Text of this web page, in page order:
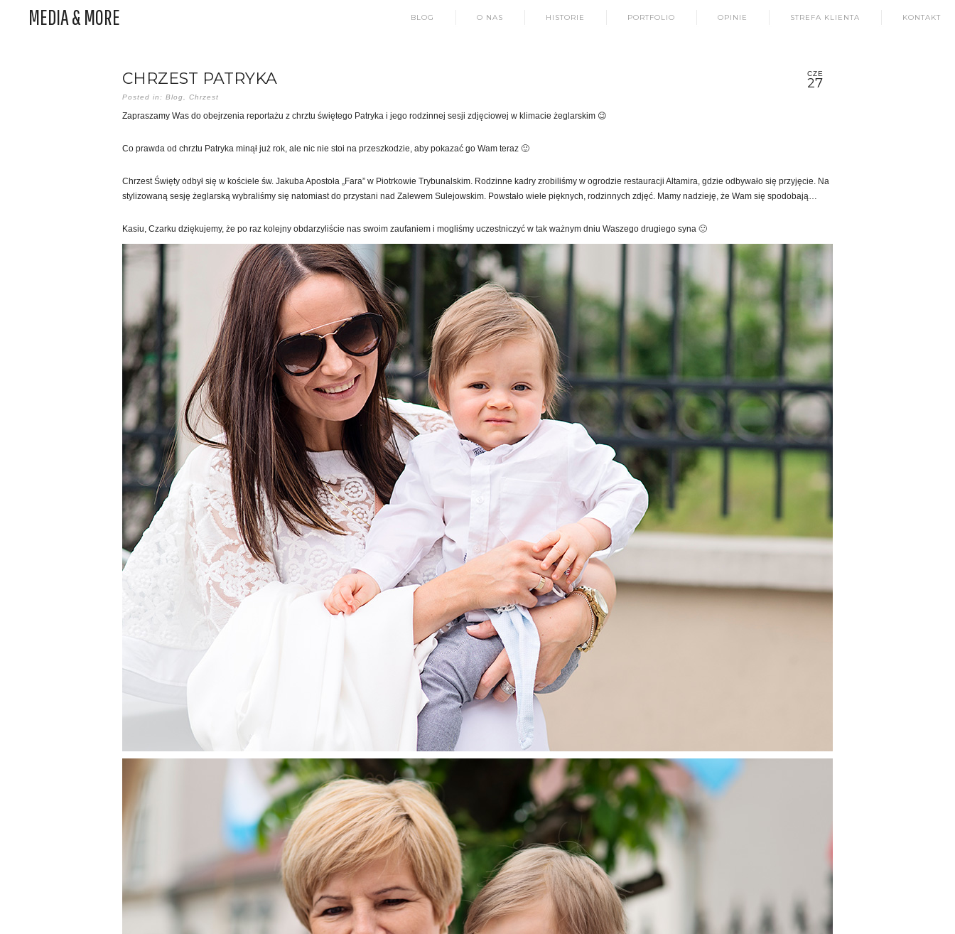
MEDIA & MORE KONTAKT
STREFA KLIENTA
OPINIE
PORTFOLIO
HISTORIE
O NAS
BLOG
CZE
27
CHRZEST PATRYKA
Posted in: Blog, Chrzest
Zapraszamy Was do obejrzenia reportażu z chrztu świętego Patryka i jego rodzinnej sesji zdjęciowej w klimacie żeglarskim 😉
Co prawda od chrztu Patryka minął już rok, ale nic nie stoi na przeszkodzie, aby pokazać go Wam teraz 🙂
Chrzest Święty odbył się w kościele św. Jakuba Apostoła „Fara” w Piotrkowie Trybunalskim. Rodzinne kadry zrobiliśmy w ogrodzie restauracji Altamira, gdzie odbywało się przyjęcie. Na
stylizowaną sesję żeglarską wybraliśmy się natomiast do przystani nad Zalewem Sulejowskim. Powstało wiele pięknych, rodzinnych zdjęć. Mamy nadzieję, że Wam się spodobają…
Kasiu, Czarku dziękujemy, że po raz kolejny obdarzyliście nas swoim zaufaniem i mogliśmy uczestniczyć w tak ważnym dniu Waszego drugiego syna 🙂